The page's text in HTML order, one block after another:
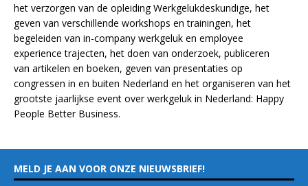
het verzorgen van de opleidingWerkgelukdeskundige, het
geven van verschillende workshops en trainingen, het
begeleiden van in-company werkgeluk en employee
experiencetrajecten, het doen van onderzoek, publiceren
van artikelen en boeken, geven van presentaties op
congressen in en buiten Nederland en het organiseren van het
grootste jaarlijkse event over werkgeluk in Nederland: Happy
People Better Business.
MELD JE AAN VOOR ONZE NIEUWSBRIEF!